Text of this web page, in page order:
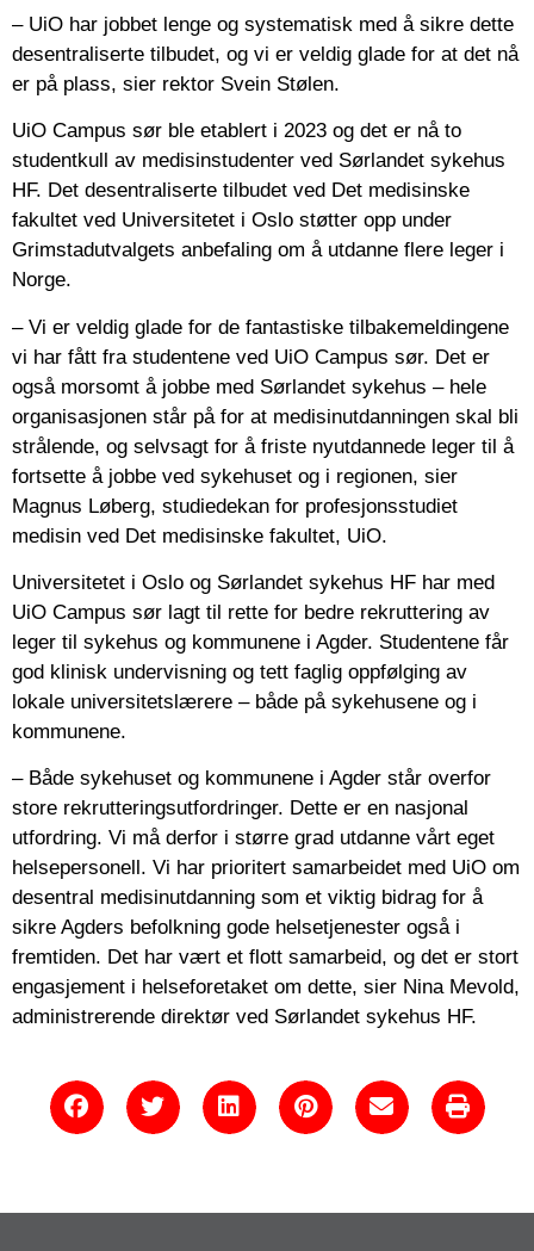
– UiO har jobbet lenge og systematisk med å sikre dette
desentraliserte tilbudet, og vi er veldig glade for at det nå
er på plass, sier rektor Svein Stølen.
UiO Campus sør ble etablert i 2023 og det er nå to
studentkull av medisinstudenter ved Sørlandet sykehus
HF. Det desentraliserte tilbudet ved Det medisinske
fakultet ved Universitetet i Oslo støtter opp under
Grimstadutvalgets anbefaling om å utdanne flere leger i
Norge.
– Vi er veldig glade for de fantastiske tilbakemeldingene
vi har fått fra studentene ved UiO Campus sør. Det er
også morsomt å jobbe med Sørlandet sykehus – hele
organisasjonen står på for at medisinutdanningen skal bli
strålende, og selvsagt for å friste nyutdannede leger til å
fortsette å jobbe ved sykehuset og i regionen, sier
Magnus Løberg, studiedekan for profesjonsstudiet
medisin ved Det medisinske fakultet, UiO.
Universitetet i Oslo og Sørlandet sykehus HF har med
UiO Campus sør lagt til rette for bedre rekruttering av
leger til sykehus og kommunene i Agder. Studentene får
god klinisk undervisning og tett faglig oppfølging av
lokale universitetslærere – både på sykehusene og i
kommunene.
– Både sykehuset og kommunene i Agder står overfor
store rekrutteringsutfordringer. Dette er en nasjonal
utfordring. Vi må derfor i større grad utdanne vårt eget
helsepersonell. Vi har prioritert samarbeidet med UiO om
desentral medisinutdanning som et viktig bidrag for å
sikre Agders befolkning gode helsetjenester også i
fremtiden. Det har vært et flott samarbeid, og det er stort
engasjement i helseforetaket om dette, sier Nina Mevold,
administrerende direktør ved Sørlandet sykehus HF.